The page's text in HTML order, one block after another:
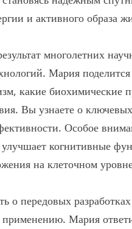
и активного образа
многолетних
Мария
какие биохимические
Вы узнаете о
Особое
улучшает когнитивные
на клеточном
о передовых
Мария